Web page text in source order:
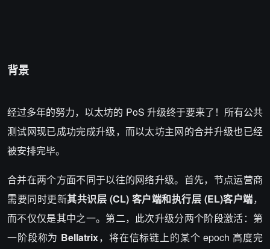
背景
经过多年的努力，以太坊的 PoS 升级终于要来了！所有公共
测试网现已成功完成升级，而以太坊主网的合并升级也已经
被安排完毕。
合并在两个方面不同于以往的网络升级。首先，节点运营商
需要同时更新其共识层 (CL) 客户端和执行层 (EL)客户端，
而不仅仅是其中之一。第二，此次升级分两个阶段激活：第
一阶段称为 Bellatrix，将在信标链上的某个 epoch 高度完